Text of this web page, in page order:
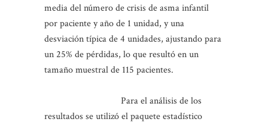
media del número de crisis de asma infantil
por paciente y año de 1 unidad, y una
desviación típica de 4 unidades, ajustando para
un 25% de pérdidas, lo que resultó en un
tamaño muestral de 115 pacientes.
Para el análisis de los
resultados se utilizó el paquete estadístico